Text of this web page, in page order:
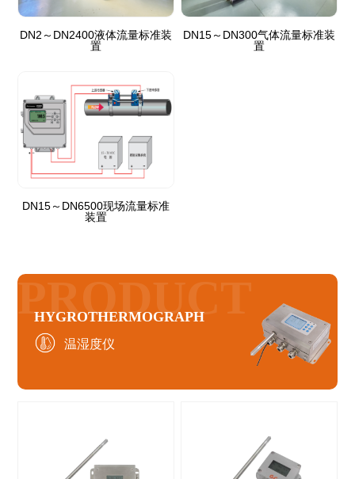
DN2～DN2400液体流量标准装
置
DN15～DN300气体流量标准装
置
DN15～DN6500现场流量标准
装置
PRODUCT
HYGROTHERMOGRAPH
温湿度仪